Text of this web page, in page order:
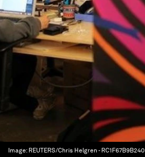
Image: REUTERS/Chris Helgren - RC1F67B9B240